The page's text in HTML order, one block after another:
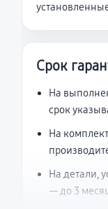
Срок
На
срок
На
На детали,
— до 3